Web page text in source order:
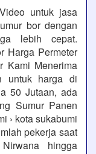
untuk jasa
bor dengan
lebih cepat.
Harga Permeter
Kami Menerima
untuk harga di
50 Jutaan, ada
Sumur Panen
› kota sukabumi
pekerja saat
hingga